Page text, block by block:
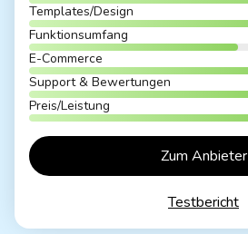
Templates/Design
Funktionsumfang
E-Commerce
Support & Bewertungen
Preis/Leistung
Testbericht
Zum Anbieter